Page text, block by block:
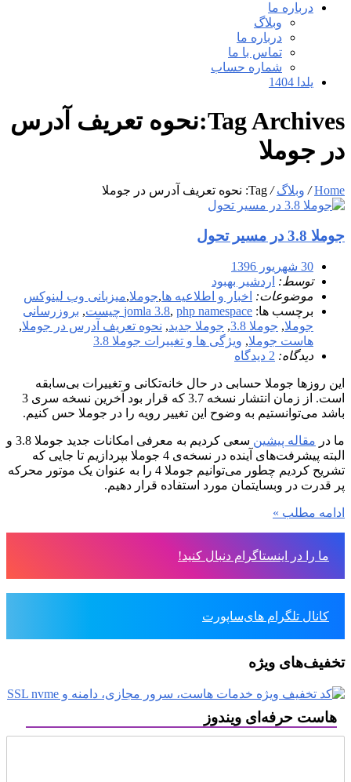
درباره ما
وبلاگ
درباره ما
تماس با ما
شماره حساب
یلدا 1404
Tag Archives:نحوه تعریف آدرس
در جوملا
Home
/ وبلاگ / Tag: نحوه تعریف آدرس در جوملا
جوملا 3.8 در مسیر تحول
30 شهریور 1396
توسط: اردشیر بهبود
موضوعات: اخبار و اطلاعیه ها,جوملا,میزبانی وب لینوکس
برچسب ها:
jomla 3.8, php namespace چیست , بروزرسانی
جوملا, جوملا 3.8 , جوملا جدید, نحوه تعریف آدرس در جوملا,
هاست جوملا, ویژگی ها و تغییرات جوملا 3.8
دیدگاه: 2 دیدگاه
این روزها جوملا حسابی در حال خانه‌تکانی و تغییرات بی‌سابقه
است. از زمان انتشار نسخه 3.7 که قرار بود آخرین نسخه سری 3
باشد می‌توانستیم به وضوح این تغییر رویه را در جوملا حس کنیم.
ما در مقاله پیشین
سعی کردیم به معرفی امکانات جدید جوملا 3.8 و
البته پیشرفت‌های آینده در نسخه‌ی 4 جوملا بپردازیم تا جایی که
تشریح کردیم چطور می‌توانیم جوملا 4 را به عنوان یک موتور محرکه
پر قدرت در وبسایتمان مورد استفاده قرار دهیم.
ادامه مطلب »
ما را در اینستاگرام دنبال کنید!
کانال تلگرام های‌ساپورت
تخفیف‌های ویژه
هاست حرفه‌ای ویندوز